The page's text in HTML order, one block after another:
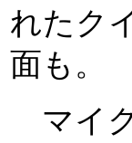
れたク
面も。
マイ